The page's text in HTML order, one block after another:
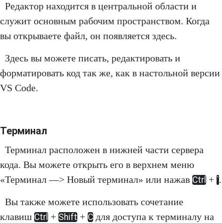
Редактор находится в центральной области и
служит основным рабочим пространством. Когда
вы открываете файл, он появляется здесь.
Здесь вы можете писать, редактировать и
форматировать код так же, как в настольной версии
VS Code.
Терминал
Терминал расположен в нижней части сервера
кода. Вы можете открыть его в верхнем меню
«Терминал —> Новый терминал» или нажав Ctrl + `.
Вы также можете использовать сочетание
клавиш Ctrl + Shift + C для доступа к терминалу на